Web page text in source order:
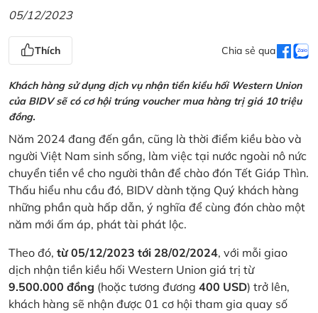
05/12/2023
Thích Chia sẻ qua
Khách hàng sử dụng dịch vụ nhận tiền kiều hối Western Union
của BIDV sẽ có cơ hội trúng voucher mua hàng trị giá 10 triệu
đồng.
Năm 2024 đang đến gần, cũng là thời điểm kiều bào và
người Việt Nam sinh sống, làm việc tại nước ngoài nô nức
chuyển tiền về cho người thân để chào đón Tết Giáp Thìn.
Thấu hiểu nhu cầu đó, BIDV dành tặng Quý khách hàng
những phần quà hấp dẫn, ý nghĩa để cùng đón chào một
năm mới ấm áp, phát tài phát lộc.
Theo đó, từ 05/12/2023 tới 28/02/2024, với mỗi giao
dịch nhận tiền kiều hối Western Union giá trị từ
9.500.000 đồng (hoặc tương đương 400 USD) trở lên,
khách hàng sẽ nhận được 01 cơ hội tham gia quay số